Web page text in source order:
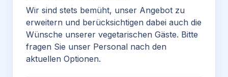
Wir sind stets bemüht, unser Angebot zu
erweitern und berücksichtigen dabei auch die
Wünsche unserer vegetarischen Gäste. Bitte
fragen Sie unser Personal nach den
aktuellen Optionen.